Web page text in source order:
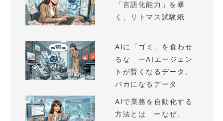
「言語化能力」を暴
く、リトマス試験紙
AIに「ゴミ」を食わせ
るな ーAIエージェン
トが賢くなるデータ、
バカになるデータ
AIで業務を自動化する
方法とは ーなぜ、